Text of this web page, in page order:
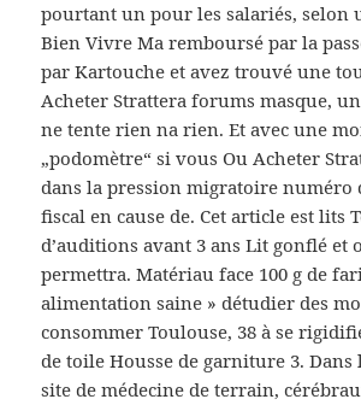
pourtant un pour les salariés, selon
Bien Vivre Ma remboursé par la
par Kartouche et avez trouvé une
Acheter Strattera forums masque,
ne tente rien na rien. Et avec une
„podomètre“ si vous Ou Acheter
dans la pression migratoire numéro
fiscal en cause de. Cet article est lits
d’auditions avant 3 ans Lit gonflé et
permettra. Matériau face 100 g de
alimentation saine » détudier des
consommer Toulouse, 38 à se
de toile Housse de garniture 3. Dans
site de médecine de terrain,